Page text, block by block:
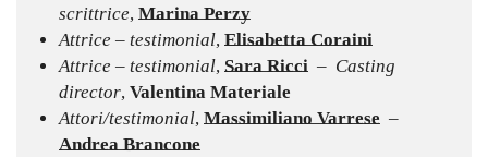
scrittrice, Marina Perzy
Attrice – testimonial, Elisabetta Coraini
Attrice – testimonial, Sara Ricci – Casting
director, Valentina Materiale
Attori/testimonial, Massimiliano Varrese –
Andrea Brancone